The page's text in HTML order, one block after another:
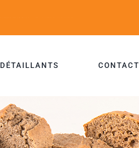
DÉTAILLANTS CONTACT